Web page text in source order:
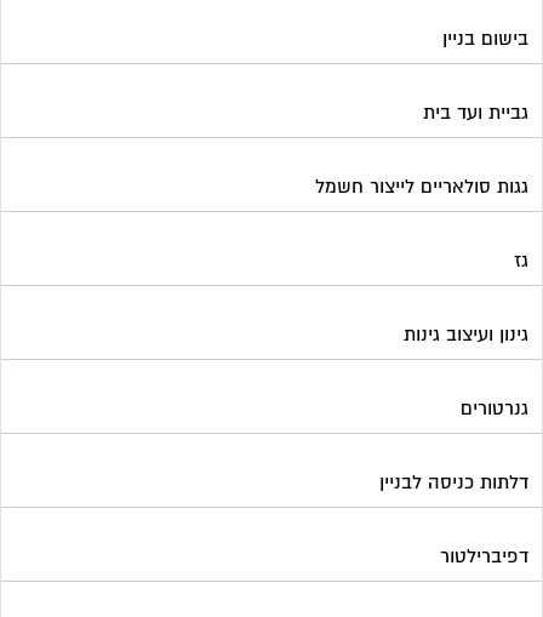
בישום בניין
גביית ועד בית
גגות סולאריים לייצור חשמל
גז
גינון ועיצוב גינות
גנרטורים
דלתות כניסה לבניין
דפיברילטור